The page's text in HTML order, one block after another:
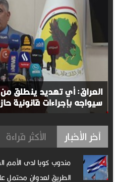
العراق: أي تهديد ينطلق من
سيواجه بإجراءات قانونية
آخر الأخبار الأكثر قراءة
مندوب كوبا لدى الأمم
الطريق لعدوان محتمل